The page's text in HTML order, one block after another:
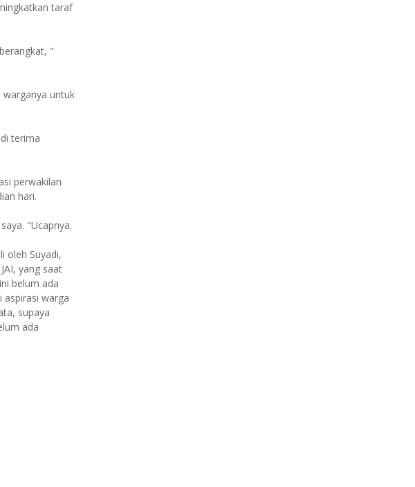
taraf
"
warganya untuk
terima
perwakilan
hari.
"Ucapnya.
oleh Suyadi,
yang saat
belum ada
warga
supaya
ada